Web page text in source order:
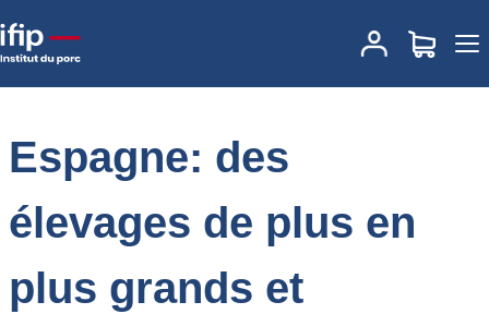
Accueil
Espagne: des élevages de plus en plus
grands et performants
Espagne: des
élevages de plus en
plus grands et